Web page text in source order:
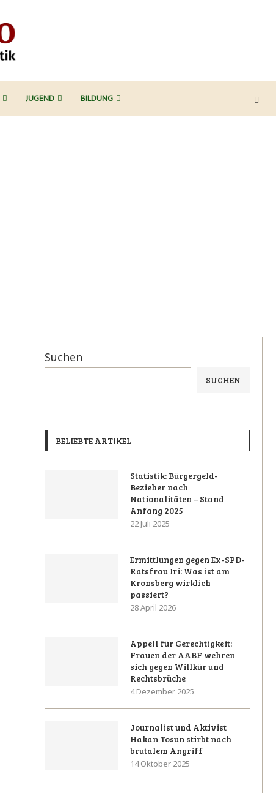
JUGEND BILDUNG
Suchen
SUCHEN
BELIEBTE ARTIKEL
Statistik: Bürgergeld-
Bezieher nach
Nationalitäten – Stand
Anfang 2025
22 Juli 2025
Ermittlungen gegen Ex-SPD-
Ratsfrau Iri: Was ist am
Kronsberg wirklich
passiert?
28 April 2026
Appell für Gerechtigkeit:
Frauen der AABF wehren
sich gegen Willkür und
Rechtsbrüche
4 Dezember 2025
Journalist und Aktivist
Hakan Tosun stirbt nach
brutalem Angriff
14 Oktober 2025